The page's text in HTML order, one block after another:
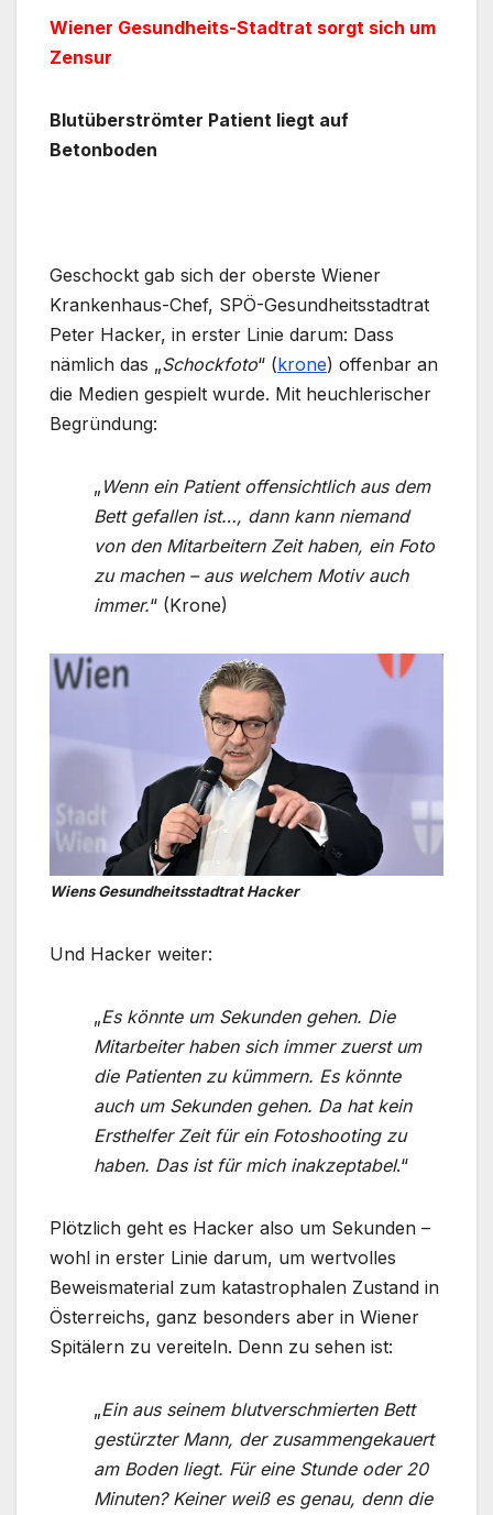
Wiener Gesundheits-Stadtrat sorgt sich um
Zensur
Blutüberströmter Patient liegt auf
Betonboden
Geschockt gab sich der oberste Wiener
Krankenhaus-Chef, SPÖ-Gesundheitsstadtrat
Peter Hacker, in erster Linie darum: Dass
nämlich das „Schockfoto“ (krone) offenbar an
die Medien gespielt wurde. Mit heuchlerischer
Begründung:
„ Wenn ein Patient offensichtlich aus dem
Bett gefallen ist…, dann kann niemand
von den Mitarbeitern Zeit haben, ein Foto
zu machen – aus welchem Motiv auch
immer.“ (Krone)
Wiens Gesundheitsstadtrat Hacker
Und Hacker weiter:
„Es könnte um Sekunden gehen. Die
Mitarbeiter haben sich immer zuerst um
die Patienten zu kümmern. Es könnte
auch um Sekunden gehen. Da hat kein
Ersthelfer Zeit für ein Fotoshooting zu
haben. Das ist für mich inakzeptabel.“
Plötzlich geht es Hacker also um Sekunden –
wohl in erster Linie darum, um wertvolles
Beweismaterial zum katastrophalen Zustand in
Österreichs, ganz besonders aber in Wiener
Spitälern zu vereiteln. Denn zu sehen ist:
„Ein aus seinem blutverschmierten Bett
gestürzter Mann, der zusammengekauert
am Boden liegt. Für eine Stunde oder 20
Minuten? Keiner weiß es genau, denn die